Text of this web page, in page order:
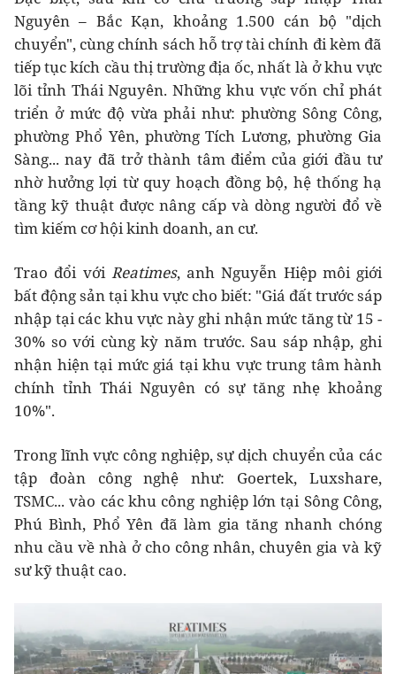
Nguyên – Bắc Kạn, khoảng 1.500 cán bộ "dịch
chuyển", cùng chính sách hỗ trợ tài chính đi kèm đã
tiếp tục kích cầu thị trường địa ốc, nhất là ở khu vực
lõi tỉnh Thái Nguyên. Những khu vực vốn chỉ phát
triển ở mức độ vừa phải như: phường Sông Công,
phường Phổ Yên, phường Tích Lương, phường Gia
Sàng... nay đã trở thành tâm điểm của giới đầu tư
nhờ hưởng lợi từ quy hoạch đồng bộ, hệ thống hạ
tầng kỹ thuật được nâng cấp và dòng người đổ về
tìm kiếm cơ hội kinh doanh, an cư.
Trao đổi với Reatimes, anh Nguyễn Hiệp môi giới
bất động sản tại khu vực cho biết: "Giá đất trước sáp
nhập tại các khu vực này ghi nhận mức tăng từ 15 -
30% so với cùng kỳ năm trước. Sau sáp nhập, ghi
nhận hiện tại mức giá tại khu vực trung tâm hành
chính tỉnh Thái Nguyên có sự tăng nhẹ khoảng
10%".
Trong lĩnh vực công nghiệp, sự dịch chuyển của các
tập đoàn công nghệ như: Goertek, Luxshare,
TSMC... vào các khu công nghiệp lớn tại Sông Công,
Phú Bình, Phổ Yên đã làm gia tăng nhanh chóng
nhu cầu về nhà ở cho công nhân, chuyên gia và kỹ
sư kỹ thuật cao.